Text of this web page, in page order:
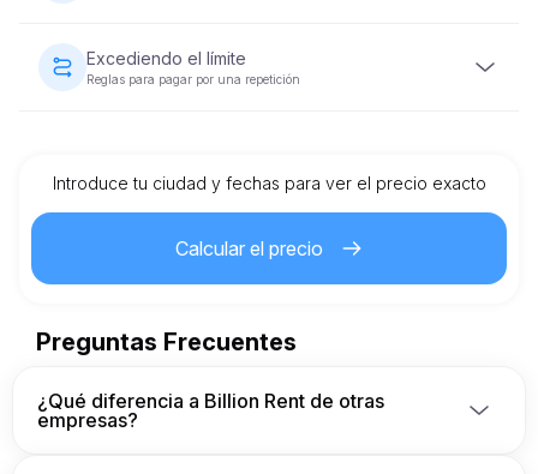
5-10 días hábiles después de que el vehículo se
combustible con el que se proporcionó.
Excediendo el límite
Reglas para pagar por una repetición
especificado en el contrato de alquiler.
Introduce tu ciudad y fechas para ver el precio exacto
Calcular el precio
Preguntas Frecuentes
¿Qué diferencia a Billion Rent de otras
empresas?